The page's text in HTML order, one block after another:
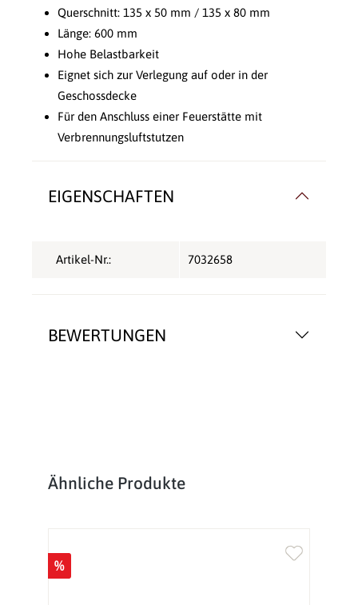
Querschnitt: 135 x 50 mm / 135 x 80 mm
Länge: 600 mm
Hohe Belastbarkeit
Eignet sich zur Verlegung auf oder in der
Geschossdecke
Für den Anschluss einer Feuerstätte mit
Verbrennungsluftstutzen
BEWERTUNGEN
EIGENSCHAFTEN
Artikel-Nr.: 7032658
Produktgalerie überspringen
Ähnliche Produkte
%